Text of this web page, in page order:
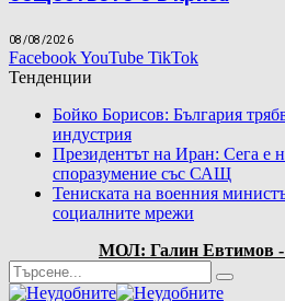
08/08/2026
FacebookYouTube TikTok
Тенденции
Бойко Борисов: България
индустрия
Президентът на Иран: Сега е
споразумение със САЩ
Тениската на военния
социалните мрежи
МОЛ: Галин Евтимов -